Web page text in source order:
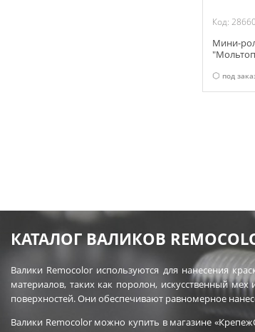
Код: 28660
Мини-
под
КАТАЛОГ ВАЛИКОВ
Валики Remocolor используются для нанесения
материалов, таких как поролон, искусственный
поверхностей. Они обеспечивают равномерное
Валики Remocolor можно купить в магазине